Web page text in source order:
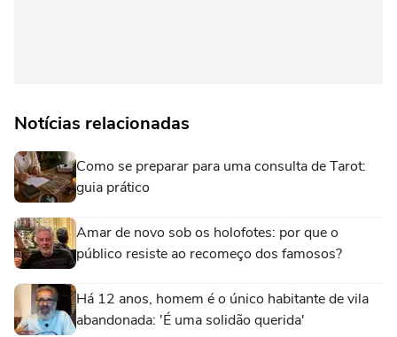
Notícias relacionadas
Como se preparar para uma consulta de Tarot:
guia prático
Amar de novo sob os holofotes: por que o
público resiste ao recomeço dos famosos?
Há 12 anos, homem é o único habitante de vila
abandonada: 'É uma solidão querida'